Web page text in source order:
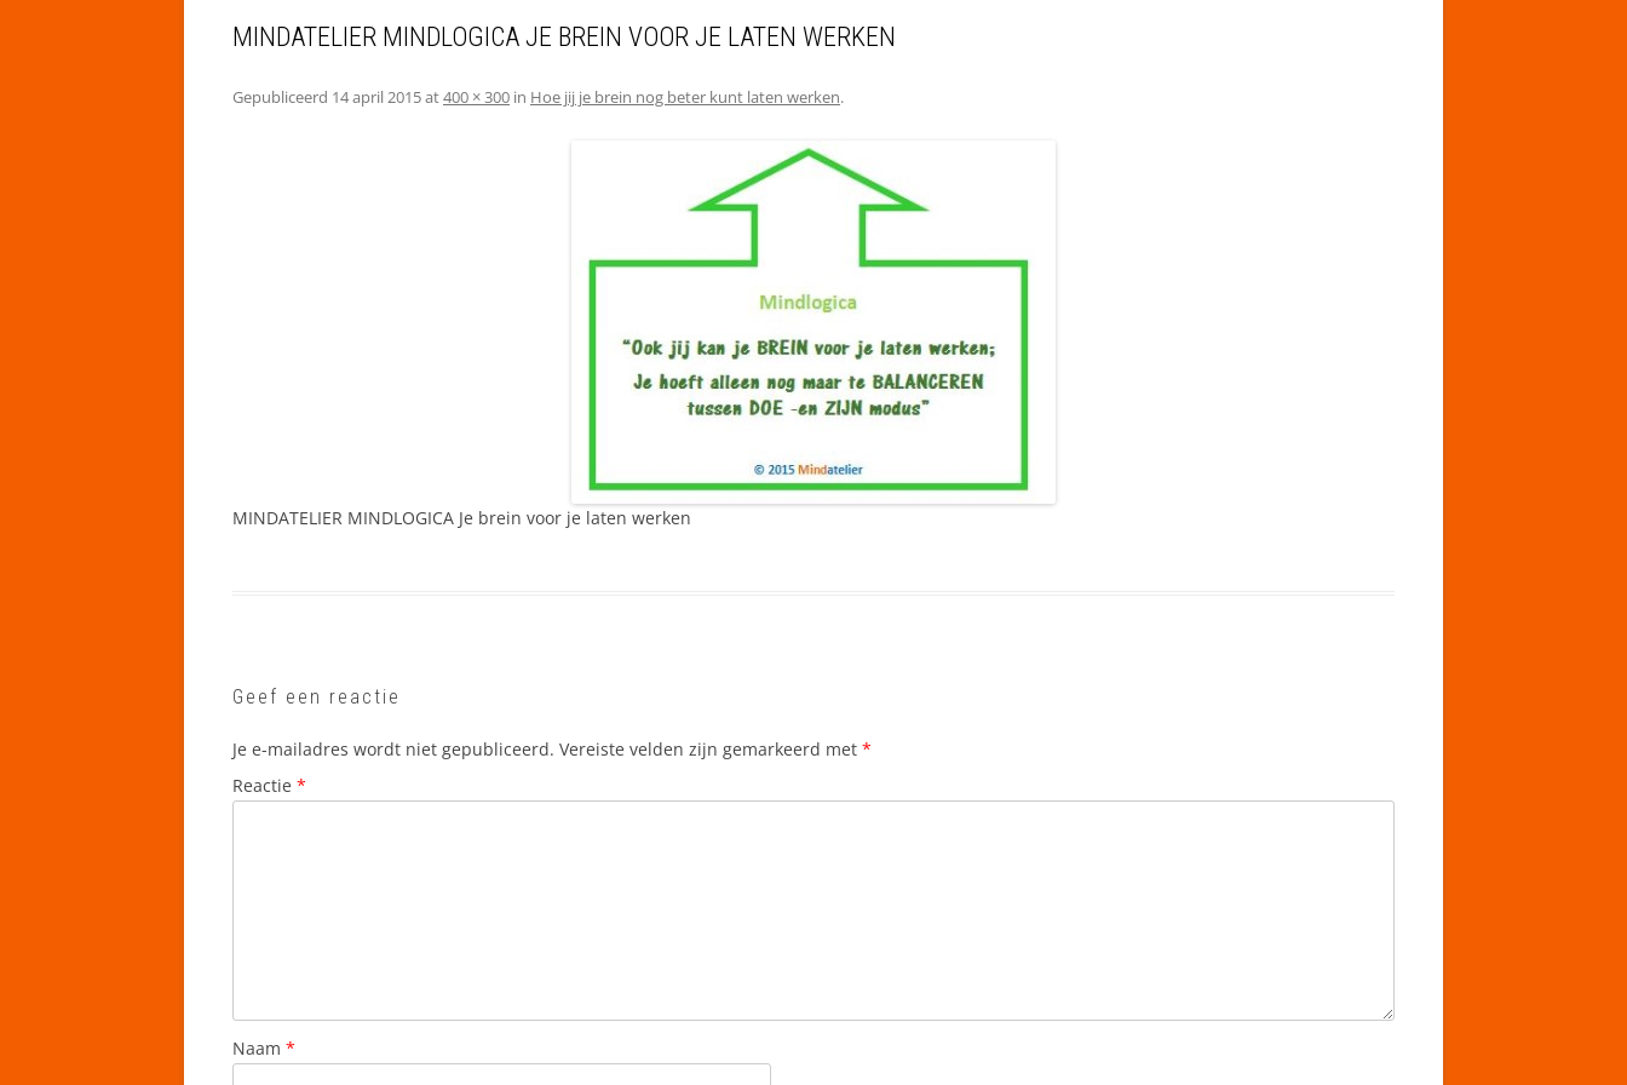
MINDATELIER MINDLOGICA JE BREIN VOOR JE LATEN WERKEN
Gepubliceerd 14 april 2015at400 × 300 in Hoe jij je brein nog beter kunt laten werken.
MINDATELIER MINDLOGICA Je brein voor je laten werken
Geef een reactie
Je e-mailadres wordt niet gepubliceerd. Vereiste velden zijn gemarkeerd met *
Reactie *
Naam *